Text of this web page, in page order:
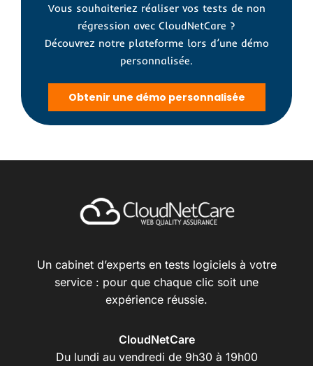
Vous souhaiteriez réaliser vos tests de non
régression avec CloudNetCare ?
Découvrez notre plateforme lors d’une démo
personnalisée.
Obtenir une démo personnalisée
Un cabinet d’experts en tests logiciels à votre
service : pour que chaque clic soit une
expérience réussie.
CloudNetCare
Du lundi au vendredi de 9h30 à 19h00